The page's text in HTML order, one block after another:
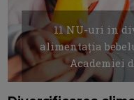
11 NU-uri in
alimentația
Academiei